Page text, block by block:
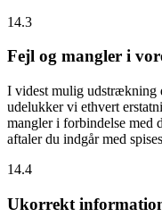
14.3
Fejl og mangler i
I videst mulig udstrækning
udelukker vi ethvert
mangler i forbindelse med
aftaler du indgår med
14.4
Ukorrekt